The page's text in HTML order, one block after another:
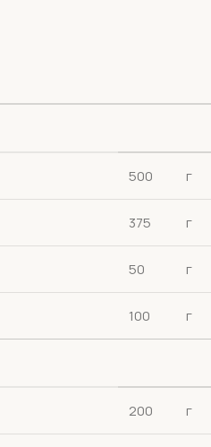
500 г
375 г
50 г
100 г
200 г